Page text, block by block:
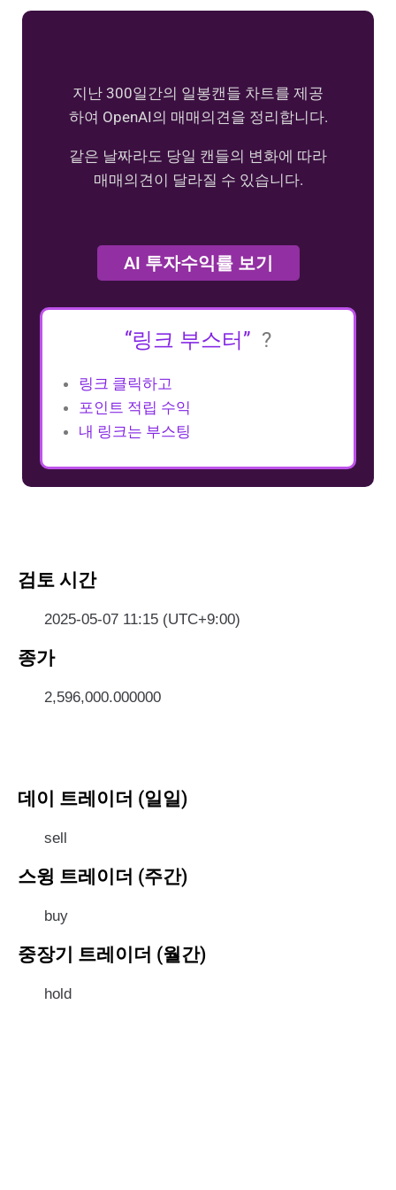
지난 300일간의 일봉캔들 차트를 제공
하여 OpenAI의 매매의견을 정리합니다.
같은 날짜라도 당일 캔들의 변화에 따라
매매의견이 달라질 수 있습니다.
AI 투자수익률 보기
“링크 부스터” ?
링크 클릭하고
포인트 적립 수익
내 링크는 부스팅
검토 시간
2025-05-07 11:15 (UTC+9:00)
종가
2,596,000.000000
데이 트레이더 (일일)
sell
스윙 트레이더 (주간)
buy
중장기 트레이더 (월간)
hold